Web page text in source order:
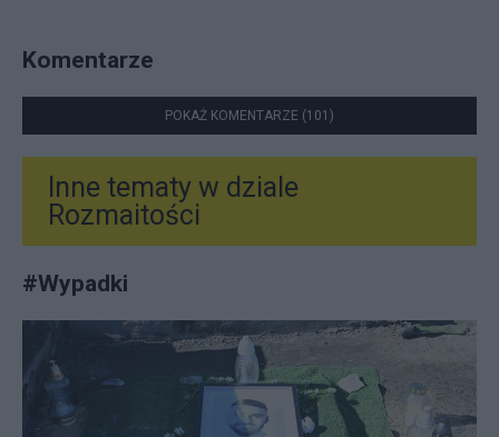
Komentarze
POKAŻ KOMENTARZE (101)
Inne tematy w dziale
Rozmaitości
#Wypadki